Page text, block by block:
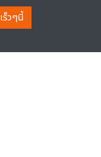
ร็วๆนี้